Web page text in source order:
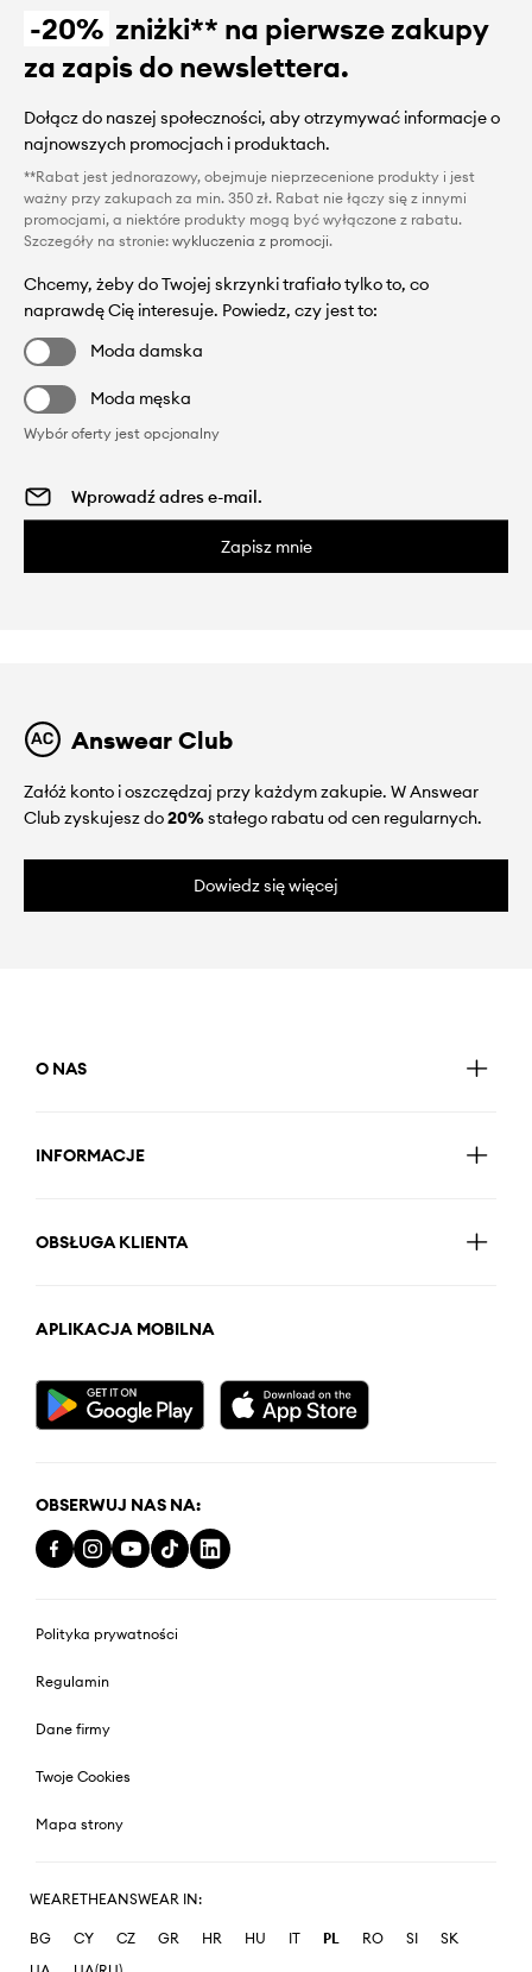
-20% zniżki** na pierwsze zakupy
za zapis do newslettera.
Dołącz do naszej społeczności, aby otrzymywać informacje o
najnowszych promocjach i produktach.
**Rabat jest jednorazowy, obejmuje nieprzecenione produkty i jest
ważny przy zakupach za min. 350 zł. Rabat nie łączy się z innymi
promocjami, a niektóre produkty mogą być wyłączone z rabatu.
Szczegóły na stronie: wykluczenia z promocji.
Chcemy, żeby do Twojej skrzynki trafiało tylko to, co
naprawdę Cię interesuje. Powiedz, czy jest to:
Moda damska
Moda męska
Wybór oferty jest opcjonalny
Zapisz mnie
Answear Club
Załóż konto i oszczędzaj przy każdym zakupie. W Answear
Club zyskujesz do20%stałego rabatu od cen regularnych.
Dowiedz się więcej
O NAS
INFORMACJE
OBSŁUGA KLIENTA
APLIKACJA MOBILNA
OBSERWUJ NAS NA:
Polityka prywatności
Regulamin
Dane firmy
Twoje Cookies
Mapa strony
WEARETHEANSWEAR IN:
BG CY CZ GR HR HU IT PL RO SI
SK